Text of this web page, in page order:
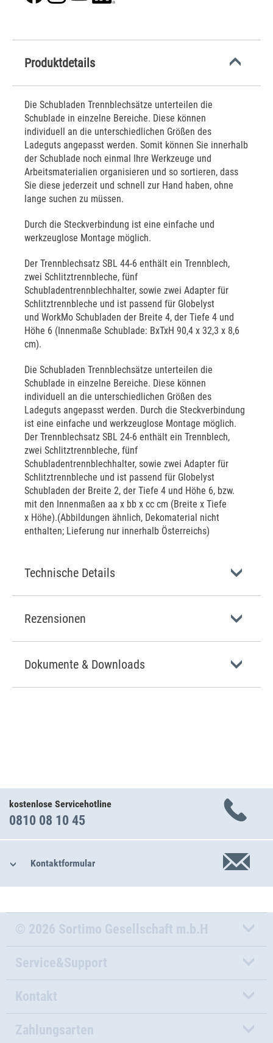
Produktdetails
Die Schubladen Trennblechsätze unterteilen die
Schublade in einzelne Bereiche. Diese können
individuell an die unterschiedlichen Größen des
Ladeguts angepasst werden. Somit können Sie innerhalb
der Schublade noch einmal Ihre Werkzeuge und
Arbeitsmaterialien organisieren und so sortieren, dass
Sie diese jederzeit und schnell zur Hand haben, ohne
lange suchen zu müssen.
Durch die Steckverbindung ist eine einfache und
werkzeuglose Montage möglich.
Der Trennblechsatz SBL 44-6 enthält ein Trennblech,
zwei Schlitztrennbleche, fünf
Schubladentrennblechhalter, sowie zwei Adapter für
Schlitztrennbleche und ist passend für Globelyst
und WorkMo Schubladen der Breite 4, der Tiefe 4 und
Höhe 6 (Innenmaße Schublade: BxTxH 90,4 x 32,3 x 8,6
cm).
Die Schubladen Trennblechsätze unterteilen die
Schublade in einzelne Bereiche. Diese können
individuell an die unterschiedlichen Größen des
Ladeguts angepasst werden. Durch die Steckverbindung
ist eine einfache und werkzeuglose Montage möglich.
Der Trennblechsatz SBL 24-6 enthält ein Trennblech,
zwei Schlitztrennbleche, fünf
Schubladentrennblechhalter, sowie zwei Adapter für
Schlitztrennbleche und ist passend für Globelyst
Schubladen der Breite 2, der Tiefe 4 und Höhe 6, bzw.
mit den Innenmaßen aa x bb x cc cm (Breite x Tiefe
x Höhe).(Abbildungen ähnlich, Dekomaterial nicht
enthalten; Lieferung nur innerhalb Österreichs)
Technische Details
Rezensionen
Dokumente & Downloads
kostenlose Servicehotline
0810 08 10 45
Kontaktformular
© 2026 Sortimo Gesellschaft m.b.H
Service&Support
Kontakt
Zahlungsarten